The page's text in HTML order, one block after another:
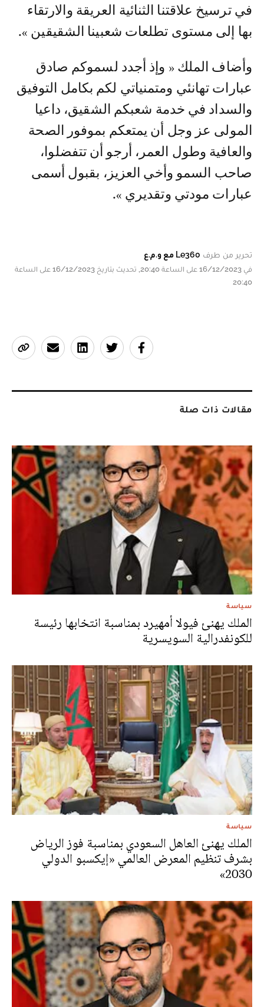
في ترسيخ علاقتنا الثنائية العريقة والارتقاء
بها إلى مستوى تطلعات شعبينا الشقيقين ».
وأضاف الملك « وإذ أجدد لسموكم صادق
عبارات تهانئي ومتمنياتي لكم بكامل التوفيق
والسداد في خدمة شعبكم الشقيق، داعيا
المولى عز وجل أن يمتعكم بموفور الصحة
والعافية وطول العمر، أرجو أن تتفضلوا،
صاحب السمو وأخي العزيز، بقبول أسمى
عبارات مودتي وتقديري ».
تحرير من طرف Le360 مع و.م.ع
في 16/12/2023 على الساعة 20:40, تحديث بتاريخ 16/12/2023 على الساعة
20:40
مقالات ذات صلة
سياسة
الملك يهنئ فيولا أمهيرد بمناسبة انتخابها رئيسة
للكونفدرالية السويسرية
سياسة
الملك يهنئ العاهل السعودي بمناسبة فوز الرياض
بشرف تنظيم المعرض العالمي «إيكسبو الدولي
2030»